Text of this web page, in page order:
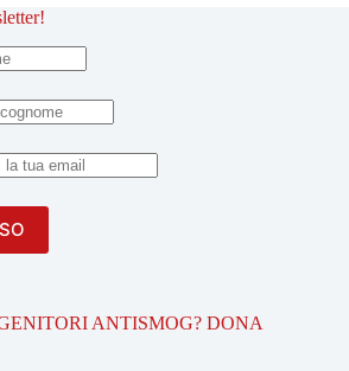
ANTISMOG? DONA